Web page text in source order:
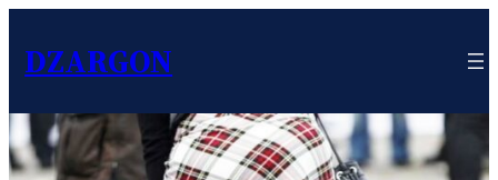
DZARGON